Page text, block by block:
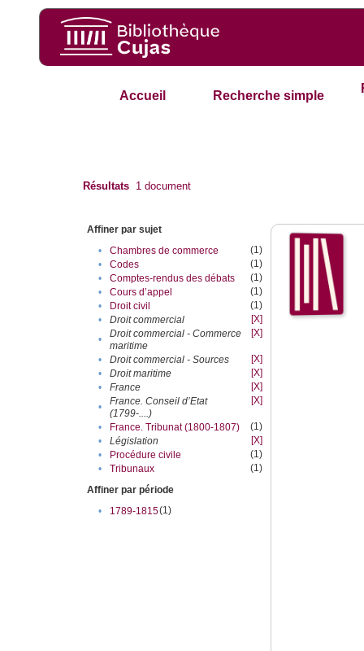
Accueil Recherche simple
Résultats 1 document
Affiner par sujet
•
Chambres de commerce
(1)
•
Codes
(1)
•
Comptes-rendus des débats
(1)
•
Cours d’appel
(1)
•
Droit civil
(1)
•
Droit commercial
[X]
•
Droit commercial - Commerce
maritime
[X]
• Droit commercial - Sources
[X]
•
Droit maritime
[X]
•
France
[X]
•
France. Conseil d’Etat
(1799-....)
[X]
• France. Tribunat (1800-1807)
(1)
•
Législation
[X]
•
Procédure civile
(1)
•
Tribunaux
(1)
Affiner par période
•
1789-1815(1)